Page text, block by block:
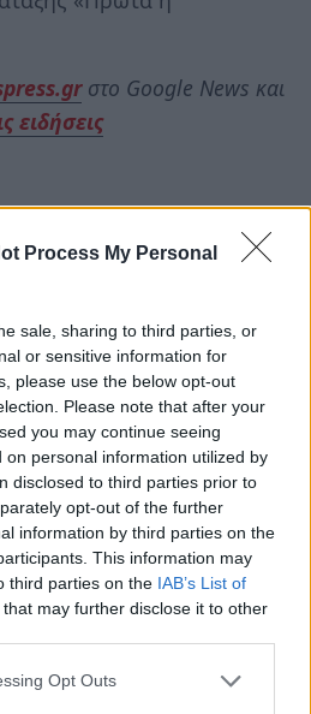
Process My Personal
sale, sharing to third parties, or
or sensitive information for
please use the below opt-out
Please note that after your
you may continue seeing
on personal information utilized by
disclosed to third parties prior to
opt-out of the further
information by third parties on the
This information may
third parties on the IAB’s List of
that may further disclose it to other
Opt Outs
στο Google News και
ειδήσεις
ΜΑΚΑΡΗΣ
ΟΔΗΓΟΙ
ΜΕΣΣΗΝΙΑ